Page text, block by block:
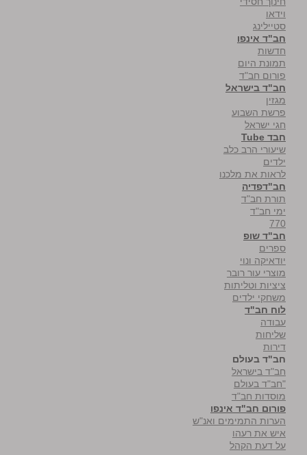
וידאו
סטיילינג
חב"ד אינפו
חדשות
תמונת היום
פורום חב"ד
חב"ד בישראל
מגזין
פרשת השבוע
חגי ישראל
חבד Tube
שיעורי הרב כלב
ילדים
לראות את מלכנו
חב"דפדיה
תורת חב"ד
ימי חב"ד
770
חב"ד שופ
ספרים
יודאיקה ונוי
מוצרי עור רובר
ציציות וטליתות
משחקי ילדים
לוח חב"ד
עבודה
שליחות
דירות
חב"ד בעולם
חב"ד בישראל
"חב"ד בעולם
מוסדות חב"ד
פורום חב"ד אינפו
הערות התמימים ואנ"ש
איש את רעהו
על דעת הקהל